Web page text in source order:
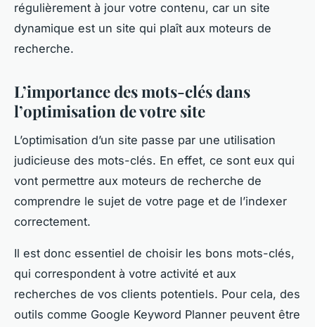
régulièrement à jour votre contenu, car un site
dynamique est un site qui plaît aux moteurs de
recherche.
L’importance des mots-clés dans
l’optimisation de votre site
L’optimisation d’un site passe par une utilisation
judicieuse des mots-clés. En effet, ce sont eux qui
vont permettre aux moteurs de recherche de
comprendre le sujet de votre page et de l’indexer
correctement.
Il est donc essentiel de choisir les bons mots-clés,
qui correspondent à votre activité et aux
recherches de vos clients potentiels. Pour cela, des
outils comme Google Keyword Planner peuvent être